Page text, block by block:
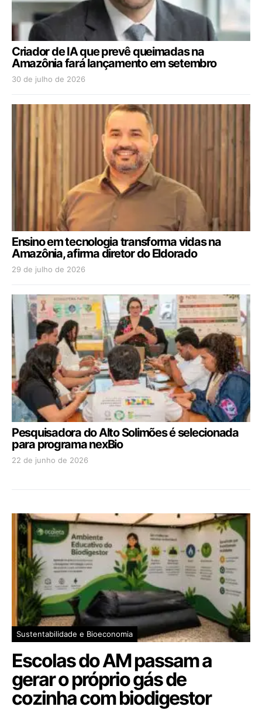
Criador de IA que prevê queimadas na
Amazônia fará lançamento em setembro
30 de julho de 2026
Ensino em tecnologia transforma vidas na
Amazônia, afirma diretor do Eldorado
29 de julho de 2026
Pesquisadora do Alto Solimões é selecionada
para programa nexBio
22 de junho de 2026
Sustentabilidade e Bioeconomia
Escolas do AM passam a
gerar o próprio gás de
cozinha com biodigestor